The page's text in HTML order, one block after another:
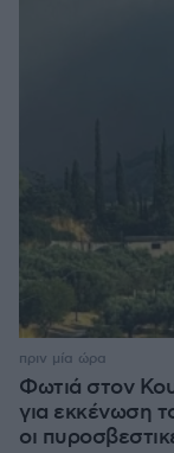
Φωτιά στον
για εκκένωση
οι
πριν μία ώρα